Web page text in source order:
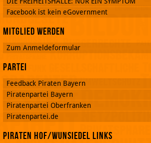
Facebook ist kein eGovernment
Mitglied werden
Zum Anmeldeformular
Partei
Feedback Piraten Bayern
Piratenpartei Bayern
Piratenpartei Oberfranken
Piratenpartei.de
Piraten Hof/Wunsiedel Links